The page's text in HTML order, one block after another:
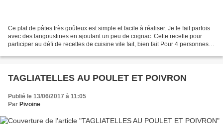
Ce plat de pâtes très goûteux est simple et facile à réaliser. Je le fait parfois
avec des langoustines en ajoutant un peu de cognac. Cette recette pour
participer au défi de recettes de cuisine vite fait, bien fait Pour 4 personnes
TAGLIATELLES AU POULET ET POIVRON
Publié le 13/06/2017 à 11:05
Par Pivoine